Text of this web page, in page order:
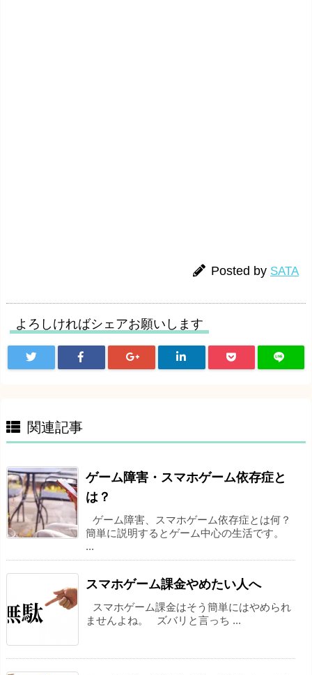
Posted by SATA
よろしければシェアお願いします
関連記事
ゲーム障害・スマホゲーム依存症と
は？
ゲーム障害、スマホゲーム依存症とは何？
簡単に説明するとゲーム中心の生活です。
...
スマホゲーム課金やめたい人へ
スマホゲーム課金はそう簡単にはやめられ
ませんよね。 ズバリと言っち ...